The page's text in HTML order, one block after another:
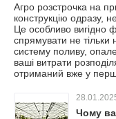
Агро розстрочка на
конструкцію одразу,
Це особливо вигідно
спрямувати не
систему поливу,
ваші витрати
отриманий вже у
Чому